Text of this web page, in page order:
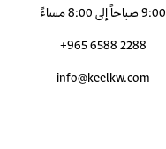
9:00 صباحاً إلى 8:00 مساءً
+965 6588 2288
info@keelkw.com